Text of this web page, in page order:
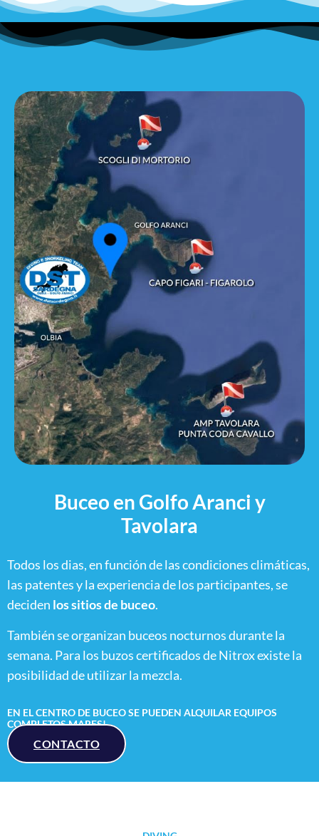
Buceo en Golfo Aranci y
Tavolara
Todos los dias, en función de las condiciones climáticas,
las patentes y la experiencia de los participantes, se
deciden los sitios de buceo.
También se organizan buceos nocturnos durante la
semana. Para los buzos certificados de Nitrox existe la
posibilidad de utilizar la mezcla.
EN EL CENTRO DE BUCEO SE PUEDEN ALQUILAR EQUIPOS
COMPLETOS MARES!
CONTACTO